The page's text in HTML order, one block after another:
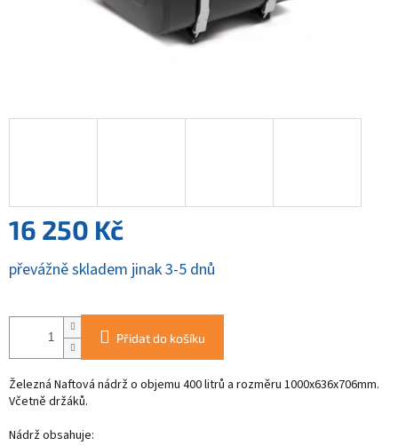
16 250 Kč
Měrná
cena:
převážně skladem jinak 3-5 dnů
Přidat do košíku
Železná Naftová nádrž o objemu 400 litrů a rozměru 1000x636x706mm.
Včetně držáků.
Nádrž obsahuje: